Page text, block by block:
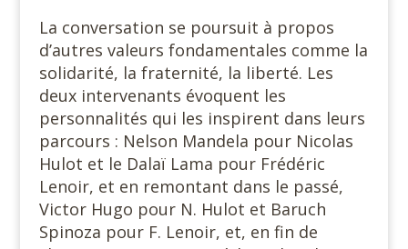
La conversation se poursuit à propos
d’autres valeurs fondamentales comme la
solidarité, la fraternité, la liberté. Les
deux intervenants évoquent les
personnalités qui les inspirent dans leurs
parcours : Nelson Mandela pour Nicolas
Hulot et le Dalaï Lama pour Frédéric
Lenoir, et en remontant dans le passé,
Victor Hugo pour N. Hulot et Baruch
Spinoza pour F. Lenoir, et, en fin de